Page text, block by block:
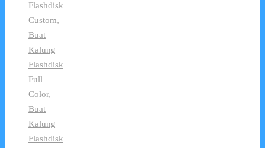
Flashdisk
Custom,
Buat
Kalung
Flashdisk
Full
Color,
Buat
Kalung
Flashdisk